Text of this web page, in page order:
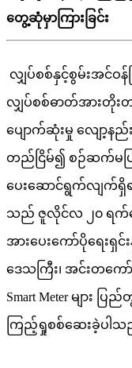
တွေ့ဆုံမှာကြားခြင်း
လျှပ်စစ်နှင့်စွမ်းအင်ဝ
လျှပ်စစ်ဓာတ်အားတိုး
ပျောက်ဆုံးမှု လျော့နည်
တည်ငြိမ်၍ စဉ်ဆက်မပ
ပေးဆောင်ရွက်လျက်ရှိ
သည် ဇူလိုင်လ ၂၀ ရက်န
အားပေးကော်ပိုရေးရှင်
ဒေသကြီး၊ အင်းတက
Smart Meter မျာ
ကြည့်ရှုစစ်ဆေးခဲ့ပါသ